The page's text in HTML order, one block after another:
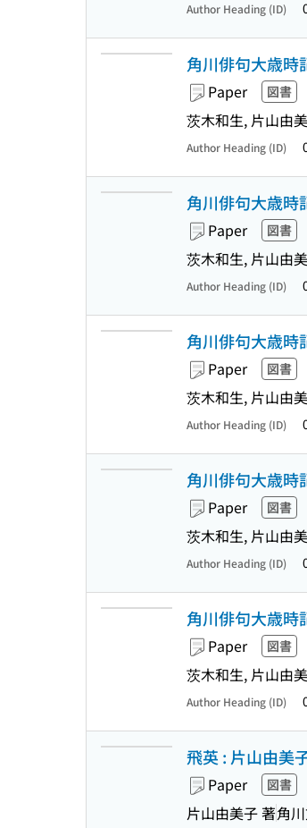
Author Heading (ID)
角川俳句大歳時
Paper 図書
茨木和生, 片山由
Author Heading (ID)
角川俳句大歳時
Paper 図書
茨木和生, 片山由
Author Heading (ID)
角川俳句大歳時
Paper 図書
茨木和生, 片山由
Author Heading (ID)
角川俳句大歳時
Paper 図書
茨木和生, 片山由
Author Heading (ID)
角川俳句大歳時
Paper 図書
茨木和生, 片山由
Author Heading (ID)
飛英 : 片山由美
Paper 図書
片山由美子 著角